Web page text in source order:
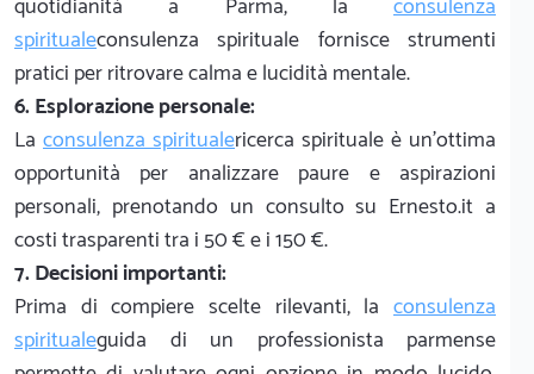
spiritualeconsulenza spirituale fornisce strumenti
pratici per ritrovare calma e lucidità mentale.
6. Esplorazione personale:
La consulenza spiritualericerca spirituale è un'ottima
opportunità per analizzare paure e aspirazioni
personali, prenotando un consulto su Ernesto.it a
costi trasparenti tra i 50 € e i 150 €.
7. Decisioni importanti:
Prima di compiere scelte rilevanti, la consulenza
spiritualeguida di un professionista parmense